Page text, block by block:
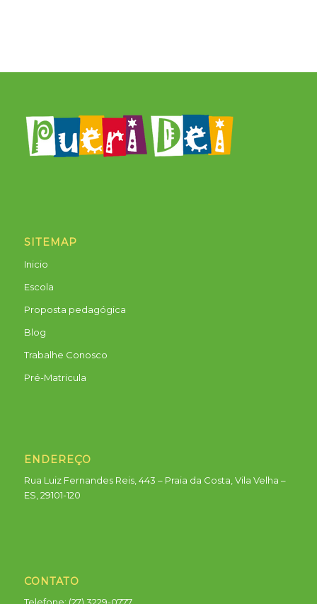
SITEMAP
Inicio
Escola
Proposta pedagógica
Blog
Trabalhe Conosco
Pré-Matricula
ENDEREÇO
Rua Luiz Fernandes Reis, 443 – Praia da Costa, Vila Velha –
ES, 29101-120
CONTATO
Telefone: (27) 3229-0777